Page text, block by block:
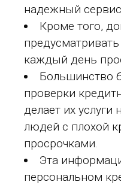
надежный
Кроме того,
каждый день
Большинство
проверки
делает их
людей с плохой
просрочками.
Эта
персональном